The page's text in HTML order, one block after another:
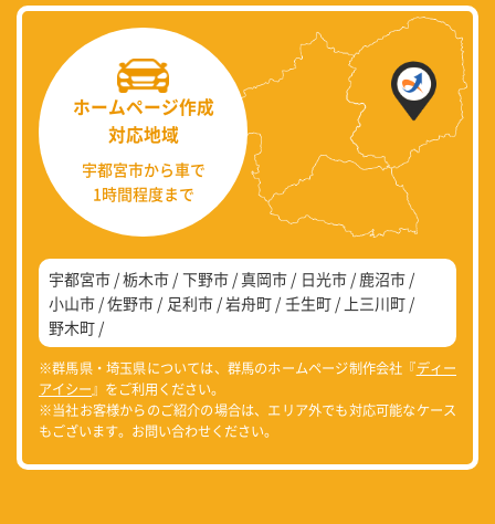
ホームページ作成
対応地域
宇都宮市から車で
1時間程度まで
宇都宮市 栃木市 下野市 真岡市 日光市
鹿沼市
小山市 佐野市 足利市 岩舟町 壬生町
上三川町
野木町
※群馬県・埼玉県については、群馬のホームページ制作会社『ディー
アイシー』をご利用ください。
※当社お客様からのご紹介の場合は、エリア外でも対応可能なケース
もございます。お問い合わせください。